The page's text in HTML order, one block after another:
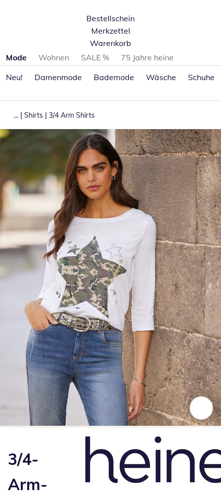
Bestellschein
Merkzettel
Warenkorb
Produktkategorien überspringen
Mode Wohnen SALE %
75 Jahre heine
Neu!
Damenmode Bademode Wäsche Schuhe
... | Shirts | 3/4 Arm Shirts
3/4-
Arm-